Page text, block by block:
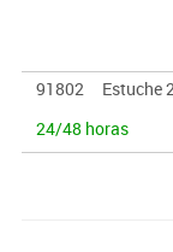
91802
Estuche
24/48 horas